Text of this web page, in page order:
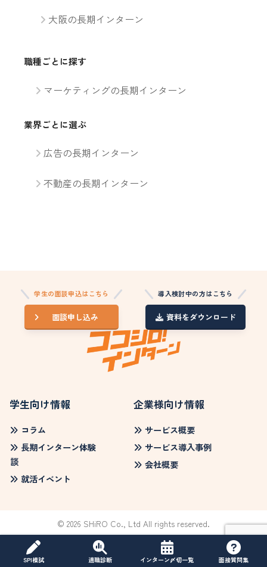
大阪の長期インターン
職種ごとに探す
マーケティングの長期インターン
業界ごとに選ぶ
広告の長期インターン
不動産の長期インターン
学生の面談申込はこちら
面談申し込み
導入検討中の方はこちら
資料をダウンロード
学生向け情報
コラム
長期インターン体験
談
就活イベント
企業様向け情報
サービス概要
サービス導入事例
会社概要
© 2026 SHiRO Co., Ltd All rights reserved.
SPI模試 適職診断 インターン〆切一覧 面接質問集